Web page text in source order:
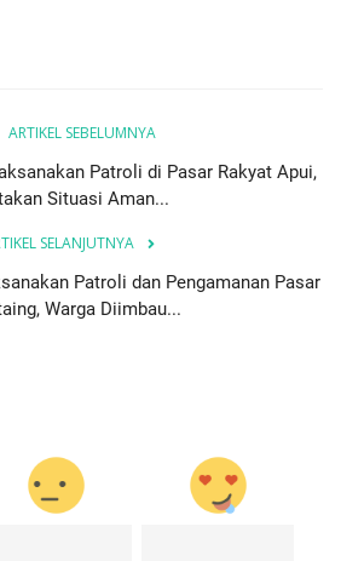
ARTIKEL SEBELUMNYA
Patroli di Pasar Rakyat Apui,
Situasi Aman...
SELANJUTNYA
Patroli dan Pengamanan Pasar
Warga Diimbau...